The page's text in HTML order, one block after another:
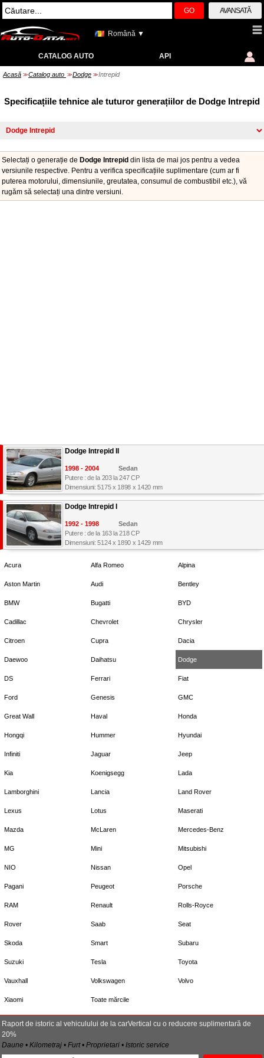
GO AVANSATĂ
Română ▼
CATALOG AUTO API
Acasă >> Catalog auto >> Dodge >> Intrepid
Specificațiile tehnice ale tuturor generațiilor de Dodge Intrepid
Selectați o generație de Dodge Intrepid din lista de mai jos pentru a vedea
versiunile respective. Pentru a verifica specificațiile suplimentare (cum ar fi
puterea motorului, dimensiunile, greutatea, consumul de combustibil etc.), vă
rugăm să selectați una dintre versiuni.
Dodge Intrepid II
1998 - 2004
Sedan
Putere : de la 203 la 247 CP
Dimensiuni: 5175 x 1898 x 1420 mm
Dodge Intrepid I
1992 - 1998
Sedan
Putere : de la 163 la 218 CP
Dimensiuni: 5124 x 1890 x 1429 mm
Acura Alfa Romeo Alpina
Aston Martin Audi Bentley
BMW Bugatti BYD
Cadillac Chevrolet Chrysler
Citroen Cupra Dacia
Daewoo Daihatsu Dodge
DS Ferrari Fiat
Ford Genesis GMC
Great Wall Haval Honda
Hongqi Hummer Hyundai
Infiniti Jaguar Jeep
Kia Koenigsegg Lada
Lamborghini Lancia Land Rover
Lexus Lotus Maserati
Mazda McLaren Mercedes-Benz
MG Mini Mitsubishi
NIO Nissan Opel
Pagani Peugeot Porsche
RAM Renault Rolls-Royce
Rover Saab Seat
Skoda Smart Subaru
Suzuki Tesla Toyota
Vauxhall Volkswagen Volvo
Xiaomi Toate mărcile
Raport de istoric al vehiculului de la carVertical cu o reducere suplimentară de
20%
Daune • Kilometraj • Furt • Proprietari • Istoric service